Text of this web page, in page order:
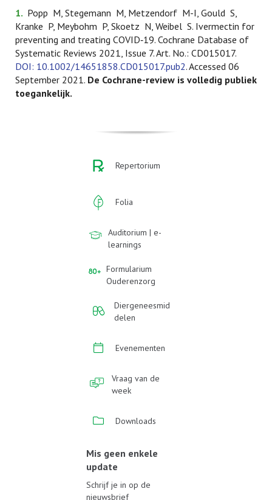
1. Popp M, Stegemann M, Metzendorf M-I, Gould S,
Kranke P, Meybohm P, Skoetz N, Weibel S. Ivermectin for
preventing and treating COVID‐19. Cochrane Database of
Systematic Reviews 2021, Issue 7. Art. No.: CD015017.
DOI: 10.1002/14651858.CD015017.pub2. Accessed 06
September 2021. De Cochrane-review is volledig publiek
toegankelijk.
Repertorium
Folia
Auditorium | e-
learnings
Formularium
Ouderenzorg
Diergeneesmid
delen
Evenementen
Vraag van de
week
Downloads
Mis geen enkele
update
Schrijf je in op de
nieuwsbrief